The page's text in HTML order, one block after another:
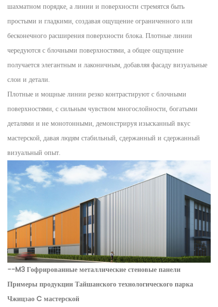
шахматном порядке, а линии и поверхности стремятся быть
простыми и гладкими, создавая ощущение ограниченного или
бесконечного расширения поверхности блока. Плотные линии
чередуются с блочными поверхностями, а общее ощущение
получается элегантным и лаконичным, добавляя фасаду визуальные
слои и детали.
Плотные и мощные линии резко контрастируют с блочными
поверхностями, с сильным чувством многослойности, богатыми
деталями и не монотонными, демонстрируя изысканный вкус
мастерской, давая людям стабильный, сдержанный и сдержанный
визуальный опыт.
--M3 Гофрированные металлические стеновые панели
Примерыпродукции Тайшанского технологического парка
Чжицзао C мастерской